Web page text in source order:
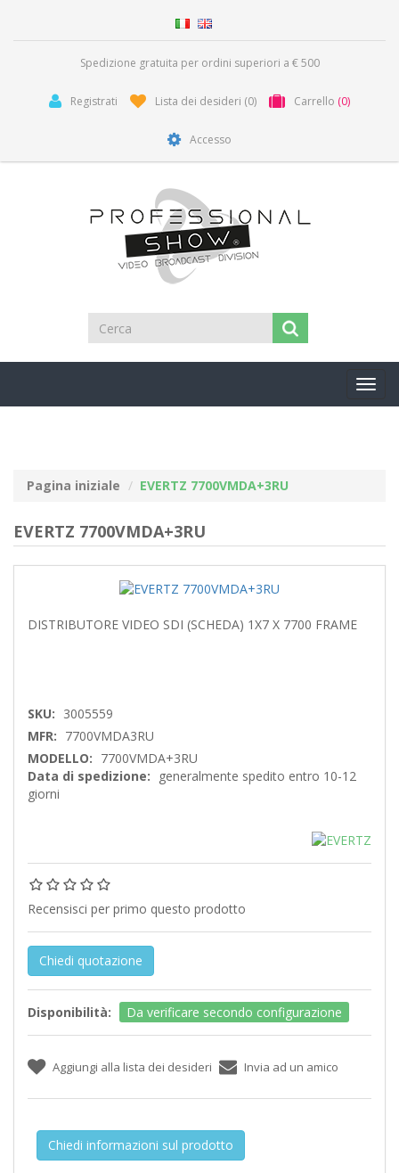
Spedizione gratuita per ordini superiori a € 500
Registrati Lista dei desideri (0) Carrello (0)
Accesso
Pagina iniziale EVERTZ 7700VMDA+3RU
EVERTZ 7700VMDA+3RU
DISTRIBUTORE VIDEO SDI (SCHEDA) 1X7 X 7700 FRAME
SKU: 3005559
MFR: 7700VMDA3RU
MODELLO: 7700VMDA+3RU
Data di spedizione:
generalmente spedito entro 10-12
giorni
Recensisci per primo questo prodotto
Chiedi quotazione
Disponibilità: Da verificare secondo configurazione
Chiedi informazioni sul prodotto